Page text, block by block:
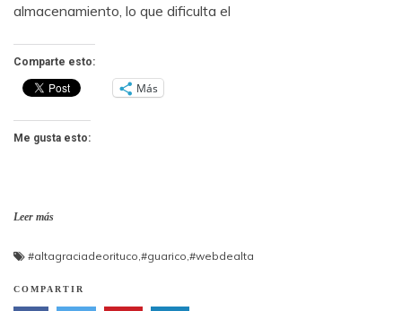
almacenamiento, lo que dificulta el
Comparte esto:
Más
Me gusta esto:
Leer más
#altagraciadeorituco,#guarico,#webdealta
COMPARTIR